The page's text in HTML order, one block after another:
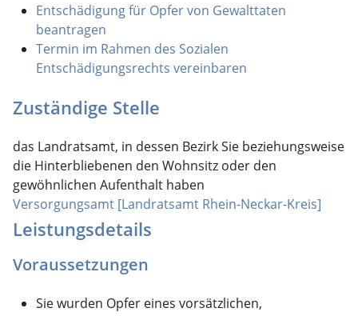
Entschädigung für Opfer von Gewalttaten
beantragen
Termin im Rahmen des Sozialen
Entschädigungsrechts vereinbaren
Zuständige Stelle
das Landratsamt, in dessen Bezirk Sie beziehungsweise
die Hinterbliebenen den Wohnsitz oder den
gewöhnlichen Aufenthalt haben
Versorgungsamt [Landratsamt Rhein-Neckar-Kreis]
Leistungsdetails
Voraussetzungen
Sie wurden Opfer eines vorsätzlichen,